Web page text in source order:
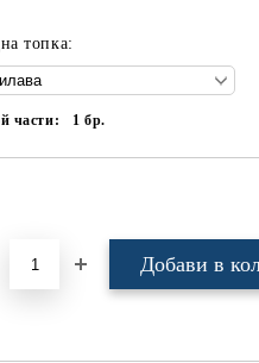
топка:
части: 1бр.